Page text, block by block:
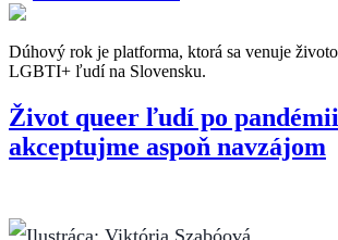
Dúhový rok je platforma, ktorá sa venuje
LGBTI+ ľudí na Slovensku.
Život queer ľudí po
akceptujme aspoň navzájom